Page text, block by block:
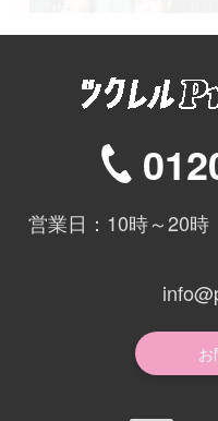
学校イベントを全員で輝く
みんなで
営業日：10時～20